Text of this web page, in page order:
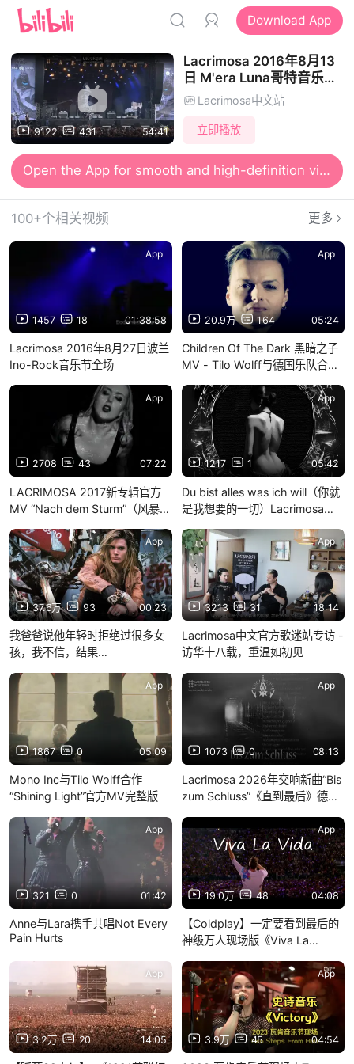
Download App
9122 431 54:41
Lacrimosa 2016年8月13
日 M'era Luna哥特音乐节
全场Lacrimosa中文站
立即播放
Open the App for smooth and high-definition viewing
100+个相关视频 更多
1457 18 01:38:58
App
Lacrimosa 2016年8月27日波兰
Ino-Rock音乐节全场
20.9万 164 05:24
App
Children Of The Dark 黑暗之子
MV - Tilo Wolff与德国乐队合作
2708 43 07:22
App
LACRIMOSA 2017新专辑官方
MV “Nach dem Sturm”（风暴之
1217 1 05:42
App
Du bist alles was ich will（你就
是我想要的一切）Lacrimosa
37.6万 93 00:23
App
我爸爸说他年轻时拒绝过很多女
孩，我不信，结果…
3213 31 18:14
App
Lacrimosa中文官方歌迷站专访 -
访华十八载，重温如初见
1867 0 05:09
App
Mono Inc与Tilo Wolff合作
“Shining Light”官方MV完整版
1073 0 08:13
App
Lacrimosa 2026年交响新曲“Bis
zum Schluss”《直到最后》德中
321 0 01:42
App
Anne与Lara携手共唱Not Every
Pain Hurts
19.0万 48 04:08
App
【Coldplay】一定要看到最后的
神级万人现场版《Viva La
3.2万 20 14:05
App
3.9万 45 04:54
App